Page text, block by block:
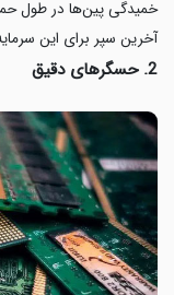
خمیدگی پین‌ها در طول
آخرین سپر برای این
2. حسگرهای دقیق